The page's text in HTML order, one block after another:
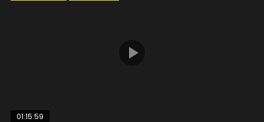
01:15:59